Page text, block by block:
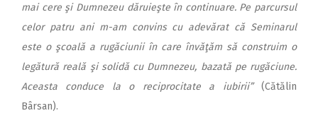
mai cere şi Dumnezeu dăruieşte în continuare. Pe parcursul
celor patru ani m-am convins cu adevărat că Seminarul
este o şcoală a rugăciunii în care învăţăm să construim o
legătură reală şi solidă cu Dumnezeu, bazată pe rugăciune.
Aceasta conduce la o reciprocitate a iubirii”(Cătălin
Bârsan).